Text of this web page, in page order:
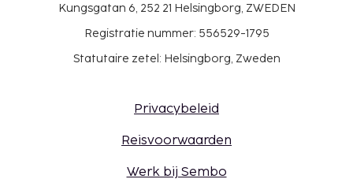
Kungsgatan 6, 252 21 Helsingborg, ZWEDEN
Registratie nummer: 556529-1795
Statutaire zetel: Helsingborg, Zweden
Privacybeleid
Reisvoorwaarden
Werk bij Sembo